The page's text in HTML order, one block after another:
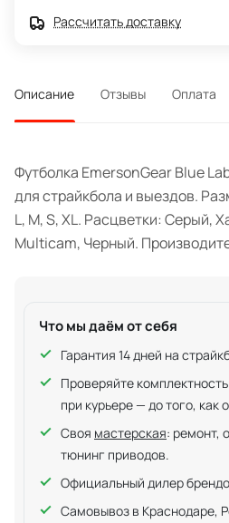
Рассчитать доставку
Описание Отзывы Оплата
Футболка EmersonGear Blue
для страйкбола и выездов.
L, M, S, XL. Расцветки: Серый,
Multicam, Черный.
Что мы даём от себя
Гарантия 14 дней на
Проверяйте
при курьере — до того, как
Своя мастерская: ремонт,
тюнинг приводов.
Официальный дилер
Самовывоз в Краснодаре,